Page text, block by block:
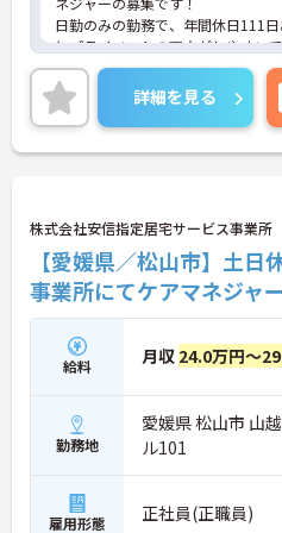
日勤のみの勤務で、年間休日111
とプライベートの両立がしやすい
♪
社会保険完備で各種手当もあるので
る環境が整っています！
ご興味ある方は面接ポイントをお
お気軽にご連絡ください。
詳細を見る
株式会社安信指定居宅サービス事業
【愛媛県／松山市】土
事業所にてケアマネジャ
給料 月収 24.0万円～
勤務地
愛媛県 松山市 山
ル101
雇用形態 正社員(正職員)